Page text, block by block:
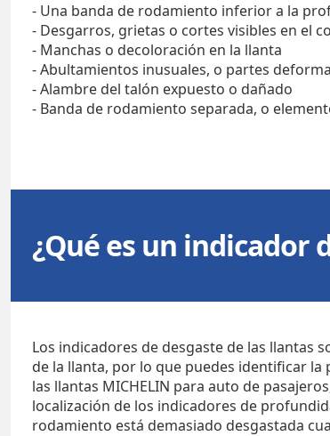
- Una banda de rodamiento inferior a la
- Desgarros, grietas o cortes visibles en el
- Manchas o decoloración en la llanta
- Abultamientos inusuales, o partes
- Alambre del talón expuesto o dañado
- Banda de rodamiento separada, o
¿Qué es un indicador
Los indicadores de desgaste de las llantas
de la llanta, por lo que puedes identificar
las llantas MICHELIN para auto de
localización de los indicadores de
rodamiento está demasiado desgastada